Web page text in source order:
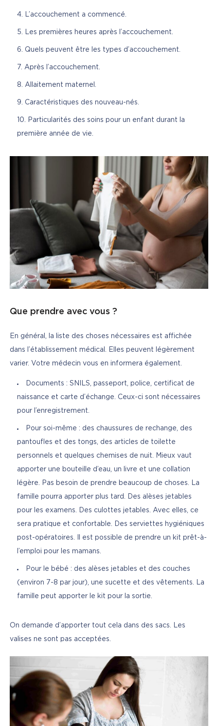
L’accouchement a commencé.
Les premières heures après l’accouchement.
Quels peuvent être les types d’accouchement.
Après l’accouchement.
Allaitement maternel.
Caractéristiques des nouveau-nés.
Particularités des soins pour un enfant durant la
première année de vie.
Que prendre avec vous ?
En général, la liste des choses nécessaires est affichée
dans l’établissement médical. Elles peuvent légèrement
varier. Votre médecin vous en informera également.
Documents : SNILS, passeport, police, certificat de
naissance et carte d’échange. Ceux-ci sont nécessaires
pour l’enregistrement.
Pour soi-même : des chaussures de rechange, des
pantoufles et des tongs, des articles de toilette
personnels et quelques chemises de nuit. Mieux vaut
apporter une bouteille d’eau, un livre et une collation
légère. Pas besoin de prendre beaucoup de choses. La
famille pourra apporter plus tard. Des alèses jetables
pour les examens. Des culottes jetables. Avec elles, ce
sera pratique et confortable. Des serviettes hygiéniques
post-opératoires. Il est possible de prendre un kit prêt-à-
l’emploi pour les mamans.
Pour le bébé : des alèses jetables et des couches
(environ 7-8 par jour), une sucette et des vêtements. La
famille peut apporter le kit pour la sortie.
On demande d’apporter tout cela dans des sacs. Les
valises ne sont pas acceptées.